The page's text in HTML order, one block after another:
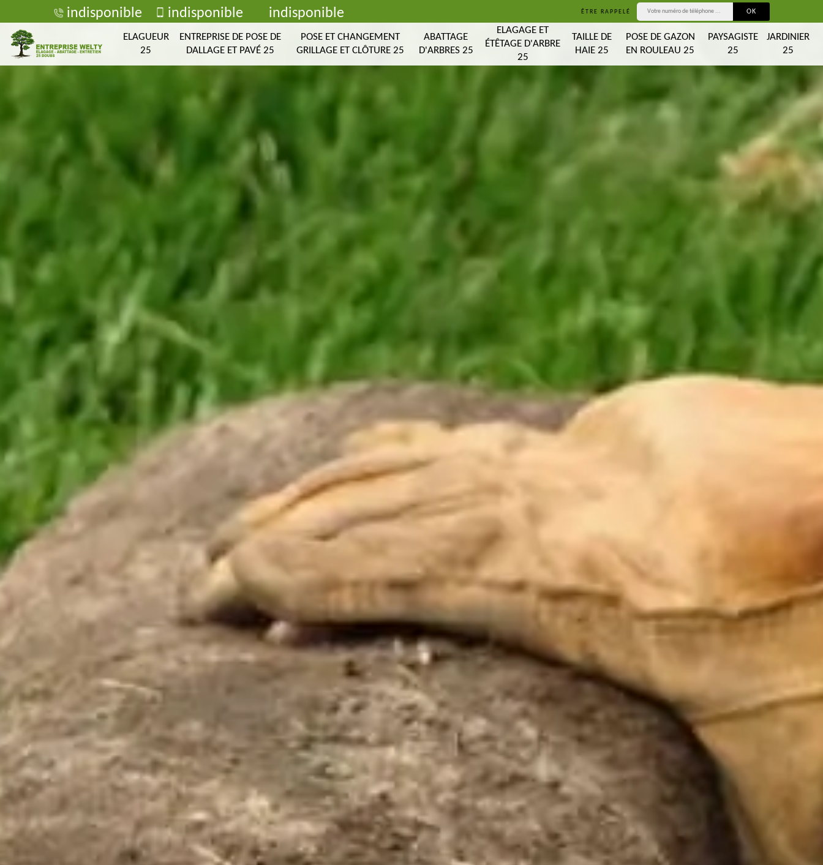
indisponible indisponible indisponible ÊTRE RAPPELÉ
ELAGUEUR
25
ENTREPRISE DE POSE DE
DALLAGE ET PAVÉ 25
POSE ET CHANGEMENT
GRILLAGE ET CLÔTURE 25
ABATTAGE
D'ARBRES 25
ELAGAGE ET
ÉTÊTAGE D'ARBRE
25
TAILLE DE
HAIE 25
POSE DE GAZON
EN ROULEAU 25
PAYSAGISTE
25
JARDINIER
25